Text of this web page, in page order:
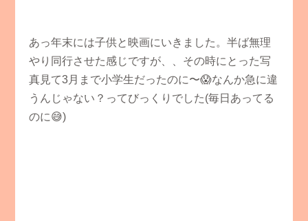
あっ年末には子供と映画にいきました。半ば無理
やり同行させた感じですが、、その時にとった写
真見て3月まで小学生だったのに〜😱なんか急に違
うんじゃない？ってびっくりでした(毎日あってる
のに😅)